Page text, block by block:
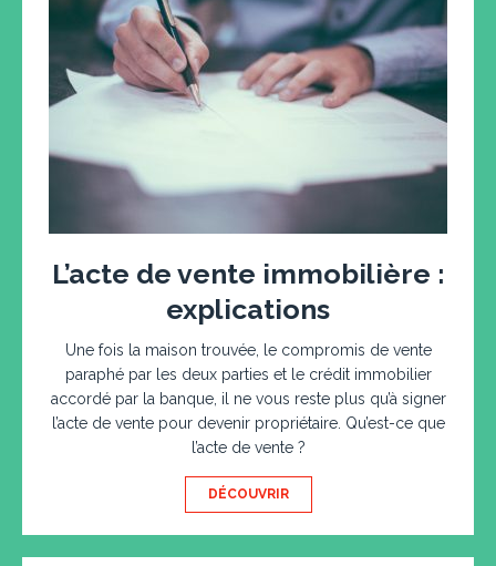
L’acte de vente immobilière :
explications
Une fois la maison trouvée, le compromis de vente
paraphé par les deux parties et le crédit immobilier
accordé par la banque, il ne vous reste plus qu’à signer
l’acte de vente pour devenir propriétaire. Qu’est-ce que
l’acte de vente ?
DÉCOUVRIR